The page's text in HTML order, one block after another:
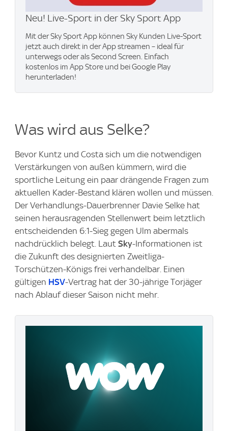
Neu! Live-Sport in der Sky Sport App
Mit der Sky Sport App können Sky Kunden Live-Sport
jetzt auch direkt in der App streamen – ideal für
unterwegs oder als Second Screen. Einfach
kostenlos im App Store und bei Google Play
herunterladen!
Was wird aus Selke?
Bevor Kuntz und Costa sich um die notwendigen
Verstärkungen von außen kümmern, wird die
sportliche Leitung ein paar drängende Fragen zum
aktuellen Kader-Bestand klären wollen und müssen.
Der Verhandlungs-Dauerbrenner Davie Selke hat
seinen herausragenden Stellenwert beim letztlich
entscheidenden 6:1-Sieg gegen Ulm abermals
nachdrücklich belegt. Laut Sky-Informationen ist
die Zukunft des designierten Zweitliga-
Torschützen-Königs frei verhandelbar. Einen
gültigen HSV-Vertrag hat der 30-jährige Torjäger
nach Ablauf dieser Saison nicht mehr.